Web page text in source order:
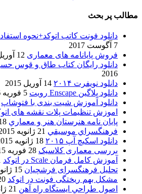
مطالب پر بحث
دانلود فونت کاتب اتوکد+نحوه
7 آگوست 2017
فروش پایانامه های معماری 12 آوریل 2015
دانلود رایگان کتاب طاق و قوس
2016
دانلود نویفرت ۲۰۱۴
14 آوریل 2015
دانلود پلاگین Enscape رویت
5 فوریه 2016
دانلود آموزش شیت بندی با فتوشاپ
اموزش تنظیمات پلات نقشه های
پایان نامه هنرستان هنر و معماري 18 ژانویه
فرهنگسراي موسيقي 21 ژانویه 2015
دانلود اسکیچ آپ ۲۰۱۵
18 ژانویه 2015
بررسی معماری کلاسیک 28 فوریه 2015
آموزش کامل فرمان Scale در اتوکد
تحلیل فرهنگسرای فرشچیان 15 ژانویه 2015
مشکل بهم ریختگی فونت در اتوکد 20
اصول طراحي ایستگاه راه آهن 21 ژانویه 2015